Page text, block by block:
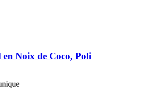
en Noix de Coco, Poli